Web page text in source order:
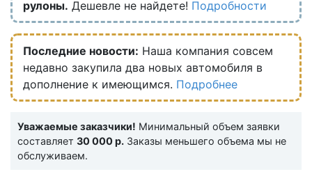
рулоны. Дешевле не найдете! Подробности
Последние новости: Наша компания совсем
недавно закупила два новых автомобиля в
дополнение к имеющимся. Подробнее
Уважаемые заказчики! Минимальный объем заявки
составляет 30 000 р. Заказы меньшего объема мы не
обслуживаем.